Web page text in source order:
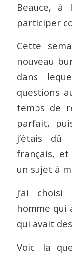
Beauce, à
participer
Cette
nouveau
dans
questions
temps de
parfait,
j’étais
français, et
un sujet à
J’ai
homme qui
qui avait
Voici la